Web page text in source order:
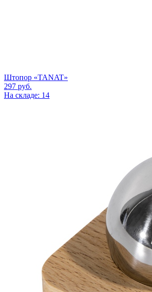
Штопор «TANAT»
297 руб.
На складе: 14